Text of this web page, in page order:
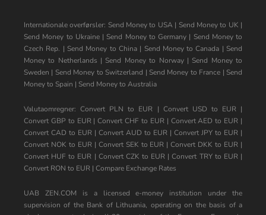
Internationale overførsler: Send Money to USA| Send Money to UK |
Send Money to Ukraine| Send Money to Germany | Send Money to
Czech Rep. | Send Money to China| Send Money to Canada | Send
Money to Netherlands | Send Money to Norway| Send Money to
Sweden | Send Money to Switzerland | Send Money to France | Send
Money to Spain | Send Money to Australia
Valutaomregner:Convert PLN to EUR | Convert USD to EUR|
Convert GBP to EUR|Convert CHF to EUR| Convert AED to EUR |
Convert CAD to EUR | Convert AUD to EUR | Convert JPY to EUR |
Convert NOK to EUR| Convert SEK to EUR |Convert DKK to EUR |
Convert HUF to EUR | Convert CZK to EUR |Convert TRY to EUR|
Convert RON to EUR | Compare Exchange Rates
UAB ZEN.COM is a licensed e-money institution under the
supervision of the Bank of Lithuania, operating on the basis of a